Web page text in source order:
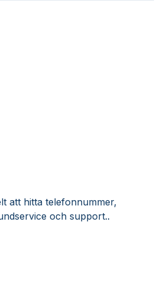
att hitta telefonnummer,
och support..